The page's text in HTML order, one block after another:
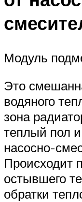
Модуль
Это
водяного
зона
теплый пол
насосно-
Происходит
остывшего
обратки